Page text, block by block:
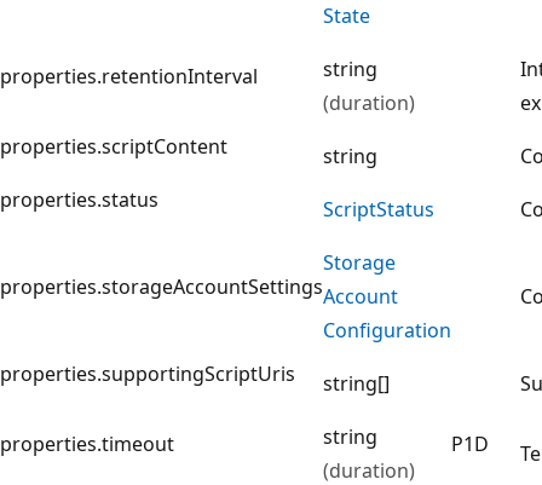
State
properties.retentionInterval
string
(duration)
properties.scriptContent
string
properties.status
ScriptStatus
properties.storageAccountSettings
Storage
Account
Configuration
properties.supportingScriptUris string[]
properties.timeout
string
(duration)
P1D